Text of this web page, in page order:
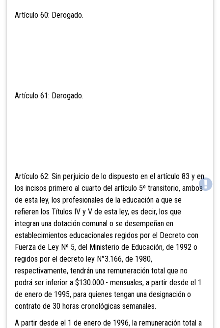
Artículo 60: Derogado.
Artículo 61: Derogado.
Artículo 62: Sin perjuicio de lo dispuesto en el artículo 83 y en
los incisos primero al cuarto del artículo 5º transitorio, ambos
de esta ley, los profesionales de la educación a que se
refieren los Títulos IV y V de esta ley, es decir, los que
integran una dotación comunal o se desempeñan en
establecimientos educacionales regidos por el Decreto con
Fuerza de Ley Nº 5, del Ministerio de Educación, de 1992 o
regidos por el decreto ley N°3.166, de 1980,
respectivamente, tendrán una remuneración total que no
podrá ser inferior a $130.000.- mensuales, a partir desde el 1
de enero de 1995, para quienes tengan una designación o
contrato de 30 horas cronológicas semanales.
A partir desde el 1 de enero de 1996, la remuneración total a